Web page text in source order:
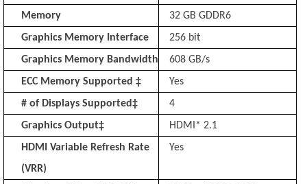
Memory
32 GB GDDR6
Graphics Memory Interface
256 bit
Graphics Memory Bandwidth
608 GB/s
ECC Memory Supported ‡
Yes
# of Displays Supported‡
4
Graphics Output‡
HDMI* 2.1
HDMI Variable Refresh Rate
(VRR)
Yes